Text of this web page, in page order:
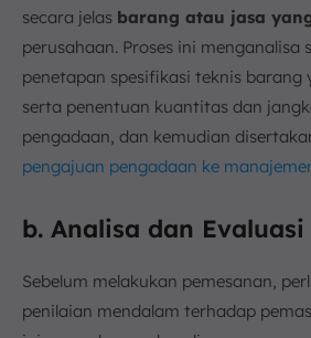
secara jelas barang atau jasa
perusahaan. Proses ini menganalisa
penetapan spesifikasi teknis barang
serta penentuan kuantitas dan
pengadaan, dan kemudian
pengajuan pengadaan ke
b. Analisa dan
Sebelum melakukan pemesanan,
penilaian mendalam terhadap